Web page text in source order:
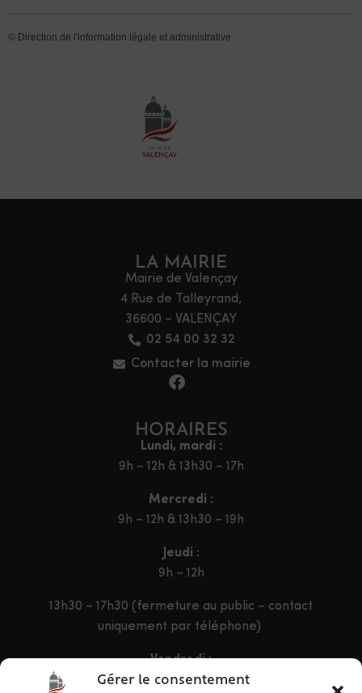
Gérer le consentement
© Direction de l'information légale et administrative
LA MAIRIE
Mairie de Valençay
4 Rue de Talleyrand,
36600 – VALENÇAY
02 54 00 32 32
Contacter la mairie
HORAIRES
Lundi, mardi :
9h – 12h & 13h30 – 17h
Mercredi :
9h – 12h & 13h30 – 19h
Jeudi :
9h – 12h
13h30 – 17h30 (fermeture au public – contact
uniquement par téléphone)
Vendredi :
9h – 12h & 13h30 – 16h30